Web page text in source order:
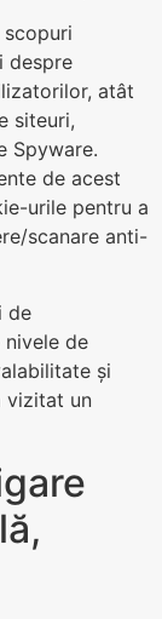
despre
atât
siteuri,
Spyware.
de acest
urile pentru a
scanare anti-
de
de
și
vizitat un